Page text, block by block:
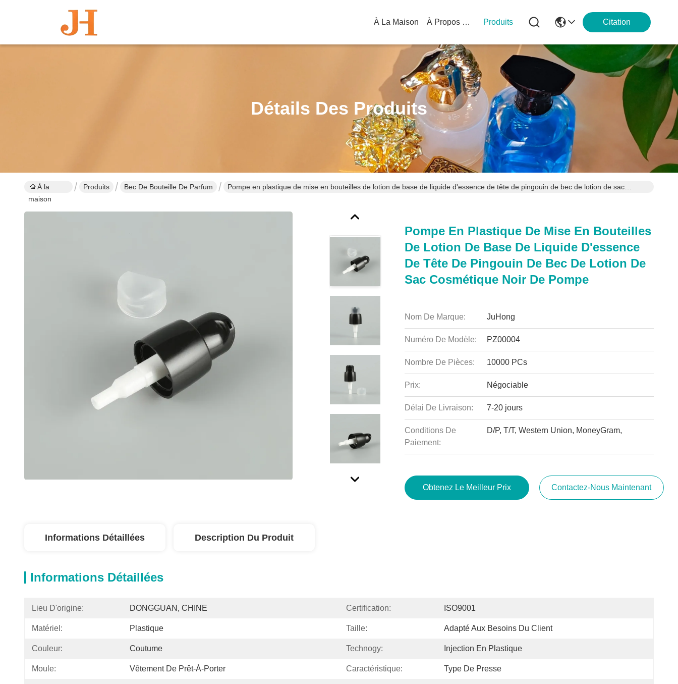
À La Maison À Propos De Nous Produits Citation
Détails Des Produits
À la
maison
Produits Bec De Bouteille De Parfum
Pompe en plastique de mise en bouteilles de lotion de base de liquide d'essence de tête de pingouin de bec de lotion de sac
Pompe En Plastique De Mise En Bouteilles
De Lotion De Base De Liquide D'essence
De Tête De Pingouin De Bec De Lotion De
Sac Cosmétique Noir De Pompe
Nom De Marque: JuHong
Numéro De Modèle: PZ00004
Nombre De Pièces: 10000 PCs
Prix: Négociable
Délai De Livraison: 7-20 jours
Conditions De
Paiement:
D/P, T/T, Western Union, MoneyGram,
Obtenez Le Meilleur Prix Contactez-Nous Maintenant
Informations Détaillées Description Du Produit
Informations Détaillées
Lieu D'origine: DONGGUAN, CHINE Certification: ISO9001
Matériel: Plastique Taille: Adapté Aux Besoins Du Client
Couleur: Coutume Technogy: Injection En Plastique
Moule: Vêtement De Prêt-À-Porter Caractéristique: Type De Presse